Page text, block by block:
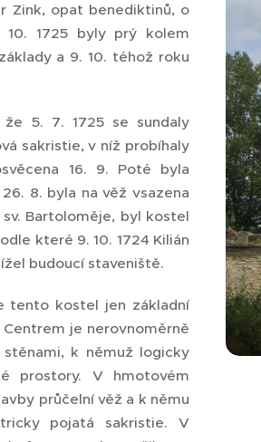
Zink, opat benediktinů, o
10. 1725 byly prý kolem
a 9. 10. téhož roku
5. 7. 1725 se sundaly
sakristie, v níž probíhaly
16. 9. Poté byla
8. byla na věž vsazena
Bartoloměje, byl kostel
které 9. 10. 1724 Kilián
budoucí staveniště.
tento kostel jen základní
je nerovnoměrně
k němuž logicky
prostory. V hmotovém
průčelní věž a k němu
pojatá sakristie. V